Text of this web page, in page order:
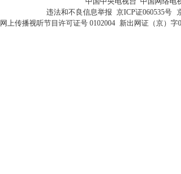
违法和不良信息举报 京ICP证060535号
网上传播视听节目许可证号 0102004 新出网证（京）